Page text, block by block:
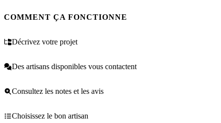
COMMENT ÇA FONCTIONNE
Décrivez votre projet
Des artisans disponibles vous contactent
Consultez les notes et les avis
Choisissez le bon artisan